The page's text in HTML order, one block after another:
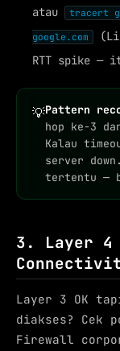
atau
tracert
google.com
RTT spike
💡Pattern
hop ke-3
Kalau
server
tertentu —
3. Layer 4
Layer 3 OK
diakses? Cek
Firewall